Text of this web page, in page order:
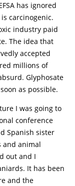
has ignored
carcinogenic.
industry paid
The idea that
accepted
millions of
Glyphosate
as possible.
I was going to
conference
Spanish sister
and animal
out and I
It has been
and the